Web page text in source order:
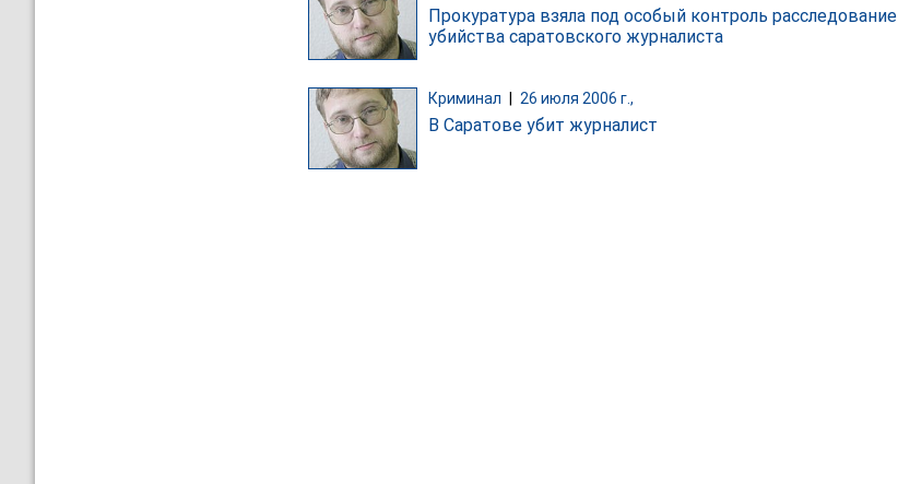
Прокуратура взяла под особый контроль расследование
убийства саратовского журналиста
Криминал 26 июля 2006 г.,
В Саратове убит журналист